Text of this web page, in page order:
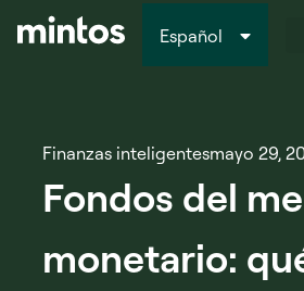
Español
Italiano
Finanzas inteligentesmayo 29,
Fondos del
monetario: